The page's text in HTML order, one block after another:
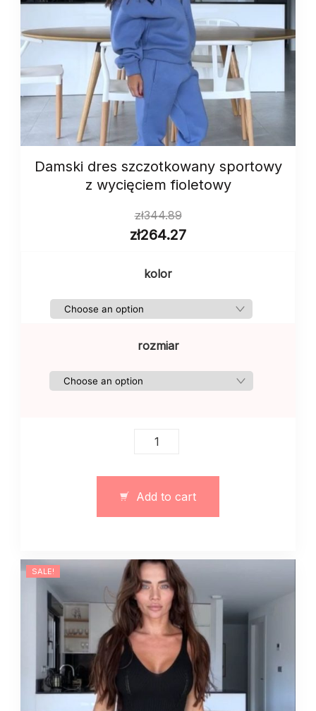
Damski dres szczotkowany sportowy
z wycięciem fioletowy
zł344.89
zł264.27
kolor
rozmiar
Damski
z
wycięciem
Add to cart
SALE!